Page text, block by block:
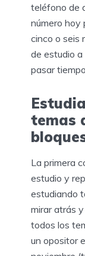
teléfono de
número hoy
cinco o seis
de estudio a
pasar
temas
La primera
estudio y
estudiando
mirar atrás
todos los
un opositor